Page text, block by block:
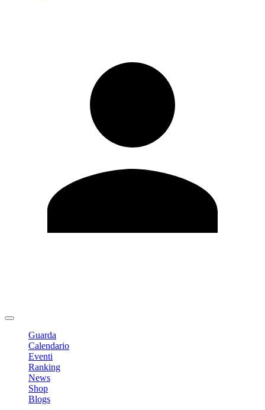
Guarda
Calendario
Eventi
Ranking
News
Shop
Blogs